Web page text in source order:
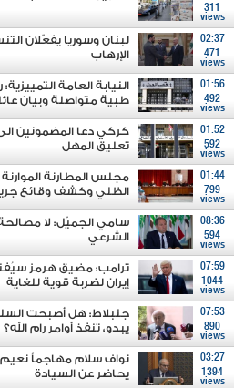
311
views
02:37
471
views
لبنان وسوريا يفعّلان
الإرهاب
01:56
492
views
النيابة العامة
طبية متواصلة وبيان
01:52
592
views
كركي دعا المضمونين
تعليق المهل
01:44
799
views
مجلس المطارنة الموارنة
الظني وكشف وقائع
08:36
594
views
سامي الجميّل: لا
الشرعي
07:59
1044
views
ترامب: مضيق هرمز
إيران لضربة قوية للغاية
07:53
890
views
جنبلاط: هل أصبحت
يبدو، تنفذ أوامر رام الله؟
03:27
1394
views
نواف سلام مهاجماً نعيم
يحاضر عن السيادة